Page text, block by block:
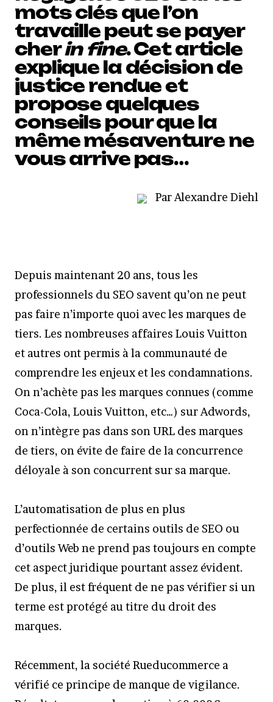
mots clés que l’on
travaille peut se payer
cherin fine. Cet article
explique la décision de
justice rendue et
propose quelques
conseils pour que la
même mésaventure ne
vous arrive pas…
Par Alexandre Diehl
Depuis maintenant 20 ans, tous les
professionnels du SEO savent qu’on ne peut
pas faire n’importe quoi avec les marques de
tiers. Les nombreuses affaires Louis Vuitton
et autres ont permis à la communauté de
comprendre les enjeux et les condamnations.
On n’achète pas les marques connues (comme
Coca-Cola, Louis Vuitton, etc…) sur Adwords,
on n’intègre pas dans son URL des marques
de tiers, on évite de faire de la concurrence
déloyale à son concurrent sur sa marque.
L’automatisation de plus en plus
perfectionnée de certains outils de SEO ou
d’outils Web ne prend pas toujours en compte
cet aspect juridique pourtant assez évident.
De plus, il est fréquent de ne pas vérifier si un
terme est protégé au titre du droit des
marques.
Récemment, la société Rueducommerce a
vérifié ce principe de manque de vigilance.